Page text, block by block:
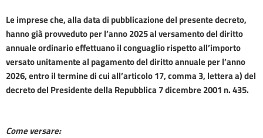
Le imprese che, alla data di pubblicazione del presente decreto,
hanno già provveduto per l’anno 2025 al versamento del diritto
annuale ordinario effettuano il conguaglio rispetto all’importo
versato unitamente al pagamento del diritto annuale per l’anno
2026, entro il termine di cui all’articolo 17, comma 3, lettera a) del
decreto del Presidente della Repubblica 7 dicembre 2001 n. 435.
Come versare: